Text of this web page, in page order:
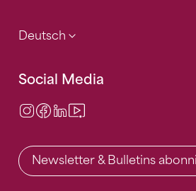
Deutsch
Social Media
Instagram
Facebook
LinkedIn
Newsletter & Bulletins